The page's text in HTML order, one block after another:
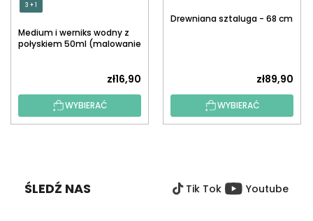
3 + 1
Medium i werniks wodny z
połyskiem 50ml (malowanie
zł16,90
WYBIERAĆ
Drewniana sztaluga - 68 cm
zł89,90
WYBIERAĆ
ŚLEDŹ NAS Tik Tok Youtube